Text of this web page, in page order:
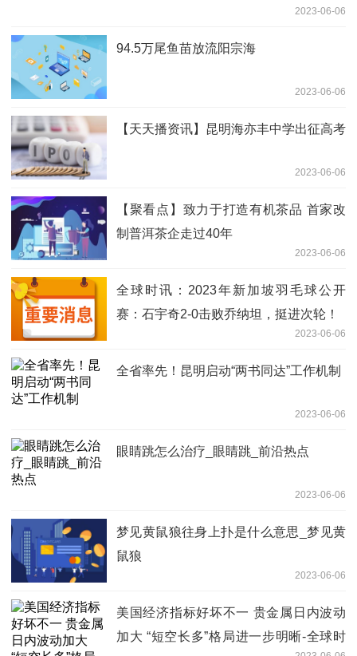
2023-06-06
94.5万尾鱼苗放流阳宗海
2023-06-06
【天天播资讯】昆明海亦丰中学出征高考
2023-06-06
【聚看点】致力于打造有机茶品 首家改
制普洱茶企走过40年
2023-06-06
全球时讯：2023年新加坡羽毛球公开
赛：石宇奇2-0击败乔纳坦，挺进次轮！
2023-06-06
全省率先！昆明启动“两书同达”工作机制
2023-06-06
眼睛跳怎么治疗_眼睛跳_前沿热点
2023-06-06
梦见黄鼠狼往身上扑是什么意思_梦见黄
鼠狼
2023-06-06
美国经济指标好坏不一 贵金属日内波动
加大 “短空长多”格局进一步明晰-全球时